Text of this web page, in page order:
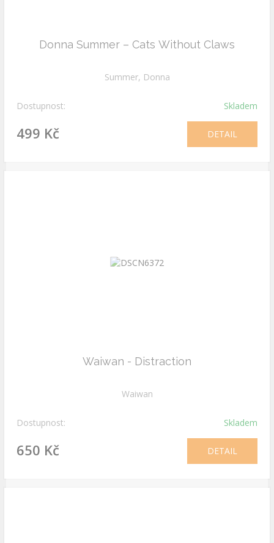
Donna Summer – Cats Without Claws
Summer, Donna
Dostupnost: Skladem
499 Kč DETAIL
Waiwan - Distraction
Waiwan
Dostupnost: Skladem
650 Kč DETAIL